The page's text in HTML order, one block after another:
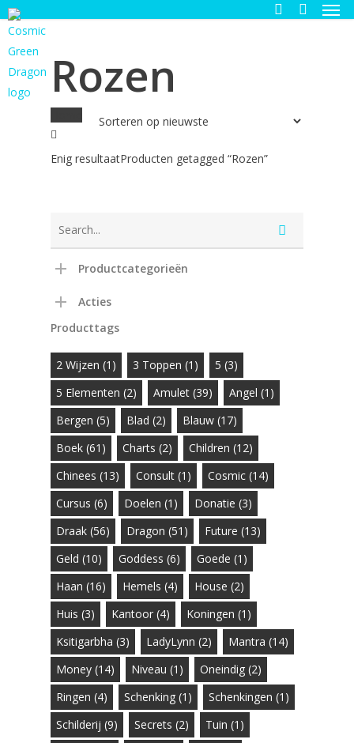
Skip
to
main
content
Rozen
Enig resultaatProducten getagged “Rozen”
Productcategorieën
Acties
Producttags
2 Wijzen (1) 3 Toppen (1) 5 (3)
5 Elementen (2) Amulet (39) Angel (1)
Bergen (5) Blad (2) Blauw (17)
Boek (61) Charts (2) Children (12)
Chinees (13) Consult (1) Cosmic (14)
Cursus (6) Doelen (1) Donatie (3)
Draak (56) Dragon (51) Future (13)
Geld (10) Goddess (6) Goede (1)
Haan (16) Hemels (4) House (2)
Huis (3) Kantoor (4) Koningen (1)
Ksitigarbha (3) LadyLynn (2) Mantra (14)
Money (14) Niveau (1) Oneindig (2)
Ringen (4) Schenking (1) Schenkingen (1)
Schilderij (9) Secrets (2) Tuin (1)